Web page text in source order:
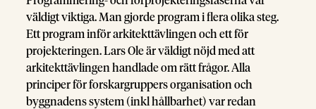
väldigt viktiga. Man gjorde program i flera olika steg.
Ett program inför arkitekttävlingen och ett för
projekteringen. Lars Ole är väldigt nöjd med att
arkitekttävlingen handlade om rätt frågor. Alla
principer för forskargruppers organisation och
byggnadens system (inkl hållbarhet) var redan